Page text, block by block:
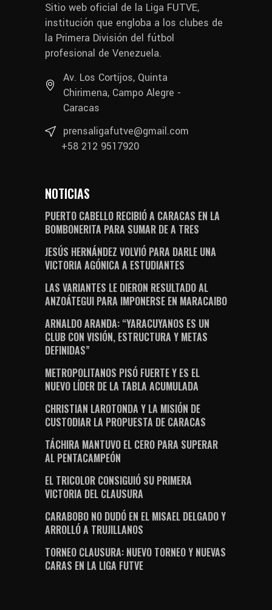
Sitio web oficial de la Liga FUTVE,
institución que engloba a los clubes de
la Primera División del fútbol
profesional de Venezuela.
Av. Los Cortijos, Quinta
Chirimena, Campo Alegre -
Caracas
prensaligafutve@gmail.com
+58 212 9517920
NOTICIAS
PUERTO CABELLO RECIBIÓ A CARACAS EN LA
BOMBONERITA PARA SUMAR DE A TRES
JESÚS HERNÁNDEZ VOLVIÓ PARA DARLE UNA
VICTORIA AGÓNICA A ESTUDIANTES
LAS VARIANTES LE DIERON RESULTADO AL
ANZOÁTEGUI PARA IMPONERSE EN MARACAIBO
ARNALDO ARANDA: “YARACUYANOS ES UN
CLUB CON VISIÓN, ESTRUCTURA Y METAS
DEFINIDAS”
METROPOLITANOS PISÓ FUERTE Y ES EL
NUEVO LÍDER DE LA TABLA ACUMULADA
CHRISTIAN LAROTONDA Y LA MISIÓN DE
CUSTODIAR LA PROPUESTA DE CARACAS
TÁCHIRA MANTUVO EL CERO PARA SUPERAR
AL PENTACAMPEÓN
EL TRICOLOR CONSIGUIÓ SU PRIMERA
VICTORIA DEL CLAUSURA
CARABOBO NO DUDÓ EN EL MISAEL DELGADO Y
ARROLLÓ A TRUJILLANOS
TORNEO CLAUSURA: NUEVO TORNEO Y NUEVAS
CARAS EN LA LIGA FUTVE